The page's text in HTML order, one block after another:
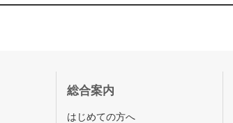
総合案内
はじめての方へ